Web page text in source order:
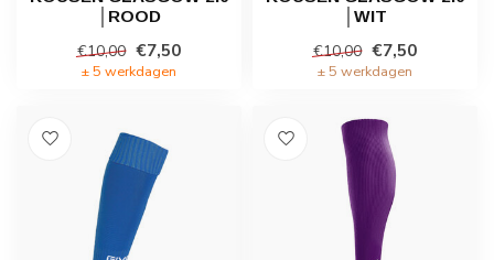
│ROOD
€10,00 €7,50
± 5 werkdagen
│WIT
€10,00 €7,50
± 5 werkdagen